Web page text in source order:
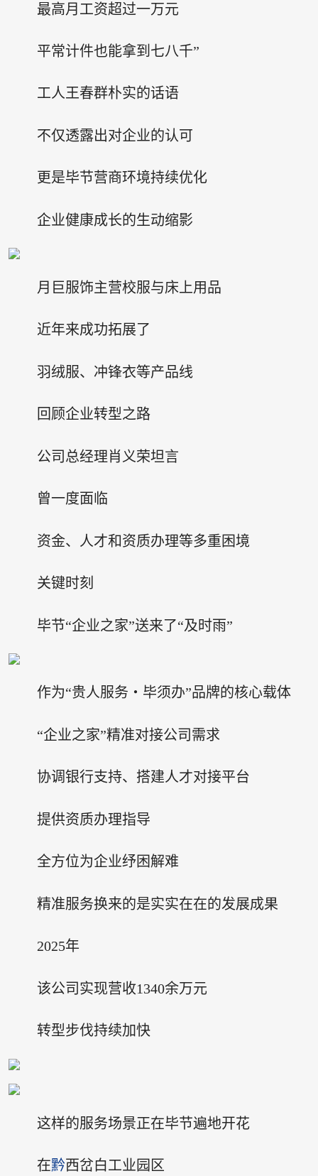
最高月工资超过一万元
平常计件也能拿到七八千”
工人王春群朴实的话语
不仅透露出对企业的认可
更是毕节营商环境持续优化
企业健康成长的生动缩影
月巨服饰主营校服与床上用品
近年来成功拓展了
羽绒服、冲锋衣等产品线
回顾企业转型之路
公司总经理肖义荣坦言
曾一度面临
资金、人才和资质办理等多重困境
关键时刻
毕节“企业之家”送来了“及时雨”
作为“贵人服务・毕须办”品牌的核心载体
“企业之家”精准对接公司需求
协调银行支持、搭建人才对接平台
提供资质办理指导
全方位为企业纾困解难
精准服务换来的是实实在在的发展成果
2025年
该公司实现营收1340余万元
转型步伐持续加快
这样的服务场景正在毕节遍地开花
在黔西岔白工业园区